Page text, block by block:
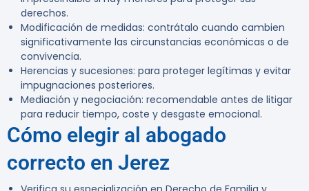
derechos.
Modificación de medidas: contrátalo cuando cambien
significativamente las circunstancias económicas o de
convivencia.
Herencias y sucesiones: para proteger legítimas y evitar
impugnaciones posteriores.
Mediación y negociación: recomendable antes de litigar
para reducir tiempo, coste y desgaste emocional.
Cómo elegir al abogado
correcto en Jerez